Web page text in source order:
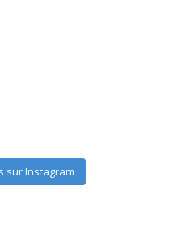
sur Instagram